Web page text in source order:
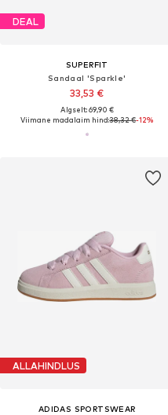
DEAL
SUPERFIT
Sandaal 'Sparkle'
33,53 €
Algselt: 69,90 €
Viimane madalaim hind:38,32 €-12%
ALLAHINDLUS
ADIDAS SPORTSWEAR